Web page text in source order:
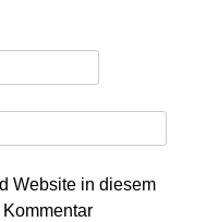
Website in diesem